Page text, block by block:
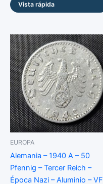
Vista rápida
EUROPA
Alemania – 1940 A – 50
Pfennig – Tercer Reich –
Época Nazi – Aluminio – VF